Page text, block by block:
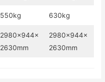
550kg 630kg
2980×944×
2630mm
2980×944×
2630mm